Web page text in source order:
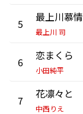
5 最上川慕情
最上川 司
6 恋まくら
小田純平
7 花凛々と
中西りえ